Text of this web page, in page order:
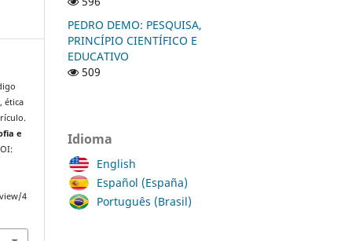
ética
e
4
PEDRO DEMO: PESQUISA,
PRINCÍPIO CIENTÍFICO E
EDUCATIVO
509
Idioma
English
Español (España)
Português (Brasil)